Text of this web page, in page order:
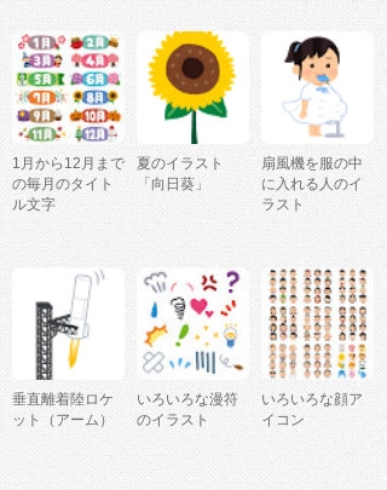
1月から12月まで
の毎月のタイト
ル文字
夏のイラスト
「向日葵」
扇風機を服の中
に入れる人のイ
ラスト
垂直離着陸ロケ
ット（アーム）
いろいろな漫符
のイラスト
いろいろな顔ア
イコン